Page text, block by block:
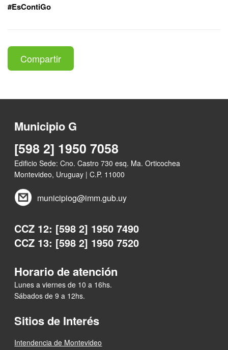
#EsContiGo
Compartir
Municipio G
[598 2] 1950 7058
Edificio Sede: Cno. Castro 730 esq. Ma. Orticochea
Montevideo, Uruguay | C.P. 11000
municipiog@imm.gub.uy
CCZ 12: [598 2] 1950 7490
CCZ 13: [598 2] 1950 7520
Horario de atención
Lunes a viernes de 10 a 16hs.
Sábados de 9 a 12hs.
Sitios de Interés
Intendencia de Montevideo